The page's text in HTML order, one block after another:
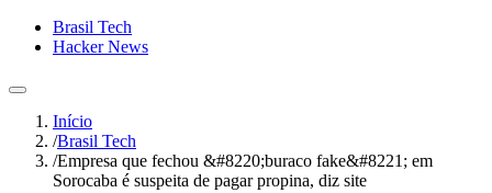
Brasil Tech
Hacker News
Início
/Brasil Tech
/Empresa que fechou &#8220;buraco fake&#8221; em
Sorocaba é suspeita de pagar propina, diz site